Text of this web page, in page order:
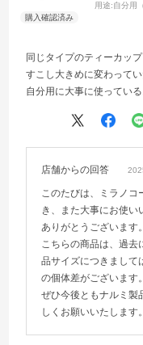
用途:自分用
同じタイプのティーカッ
すこし大きめに変わって
自分用に大事に使っている
店舗からの回答
このたびは、ミラノ
き、また大事にお使い
ありがとうございます。
こちらの商品は、過
品サイズにつきまして
の個体差がございます。
ぜひ今後ともナルミ製
しくお願いいたします。